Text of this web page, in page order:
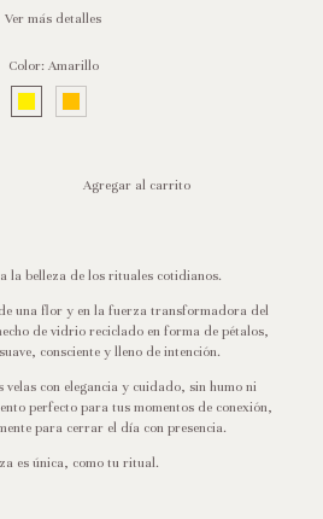
Ver más detalles
Color: Amarillo
la belleza de los rituales cotidianos.
una flor y en la fuerza transformadora del
de vidrio reciclado en forma de pétalos,
consciente y lleno de intención.
con elegancia y cuidado, sin humo ni
perfecto para tus momentos de conexión,
para cerrar el día con presencia.
es única, como tu ritual.